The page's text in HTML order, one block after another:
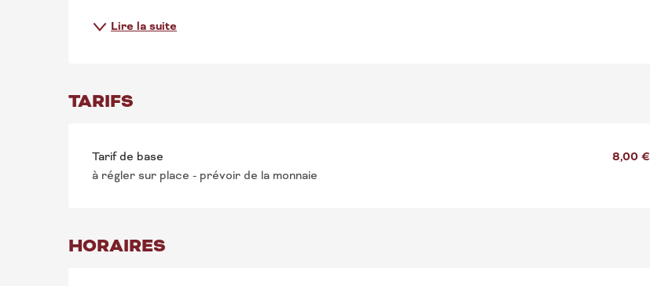
Lire la suite
TARIFS
Tarif de base
à régler sur place - prévoir de la monnaie
8,00 €
HORAIRES